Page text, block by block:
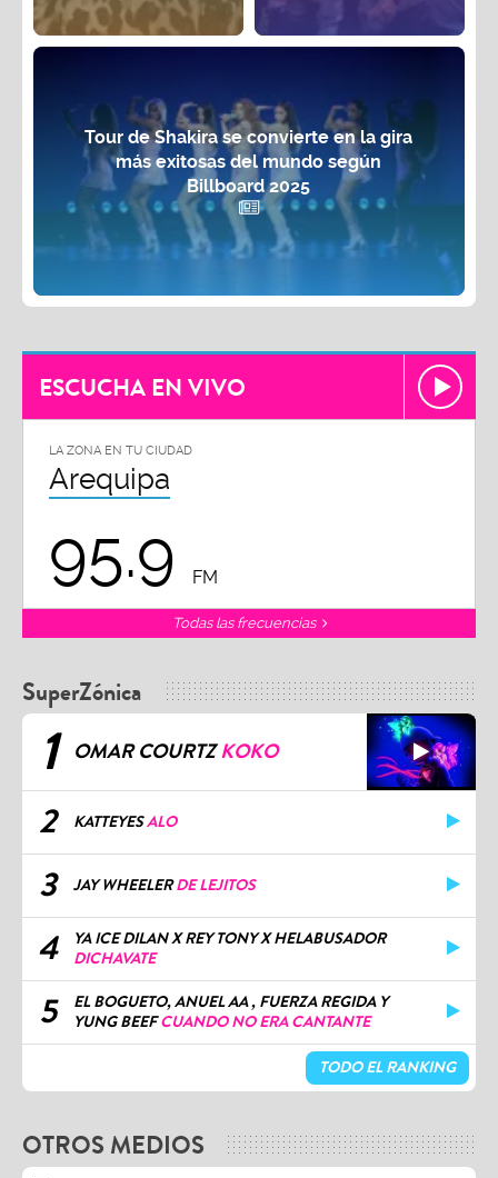
Tour de Shakira se convierte en la gira
más exitosas del mundo según
Billboard 2025
ESCUCHA EN VIVO
LA ZONA EN TU CIUDAD
Arequipa
95.9 FM
Todas las frecuencias
SuperZónica
1 OMAR COURTZKOKO
2 KATTEYESALO
3 JAY WHEELERDE LEJITOS
4
YA ICE DILAN X REY TONY X HELABUSADOR
DICHAVATE
5
EL BOGUETO, ANUEL AA , FUERZA REGIDA Y
YUNG BEEFCUANDO NO ERA CANTANTE
TODO EL RANKING
OTROS MEDIOS